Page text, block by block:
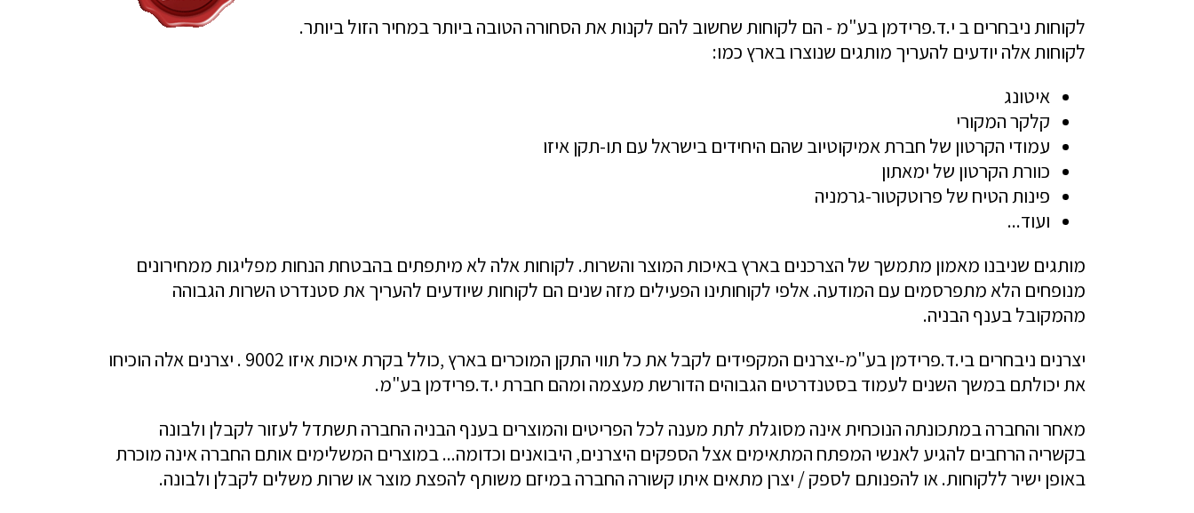
לקוחות ניבחרים ב י.ד.פרידמן בע"מ - הם לקוחות שחשוב להם לקנות את הסחורה הטובה ביותר במחיר הזול ביותר.
לקוחות אלה יודעים להעריך מותגים שנוצרו בארץ כמו:
איטונג
קלקר המקורי
עמודי הקרטון של חברת אמיקוטיוב שהם היחידים בישראל עם תו-תקן איזו
כוורת הקרטון של ימאתון
פינות הטיח של פרוטקטור-גרמניה
ועוד...
מותגים שניבנו מאמון מתמשך של הצרכנים בארץ באיכות המוצר והשרות. לקוחות אלה לא מיתפתים בהבטחת הנחות מפליגות ממחירונים
מנופחים הלא מתפרסמים עם המודעה. אלפי לקוחותינו הפעילים מזה שנים הם לקוחות שיודעים להעריך את סטנדרט השרות הגבוהה
מהמקובל בענף הבניה.
יצרנים ניבחרים בי.ד.פרידמן בע"מ-יצרנים המקפידים לקבל את כל תווי התקן המוכרים בארץ ,כולל בקרת איכות איזו 9002 . יצרנים אלה הוכיחו
את יכולתם במשך השנים לעמוד בסטנדרטים הגבוהים הדורשת מעצמה ומהם חברת י.ד.פרידמן בע"מ.
מאחר והחברה במתכונתה הנוכחית אינה מסוגלת לתת מענה לכל הפריטים והמוצרים בענף הבניה החברה תשתדל לעזור לקבלן ולבונה
בקשריה הרחבים להגיע לאנשי המפתח המתאימים אצל הספקים היצרנים, היבואנים וכדומה... במוצרים המשלימים אותם החברה אינה מוכרת
באופן ישיר ללקוחות. או להפנותם לספק / יצרן מתאים איתו קשורה החברה במיזם משותף להפצת מוצר או שרות משלים לקבלן ולבונה.